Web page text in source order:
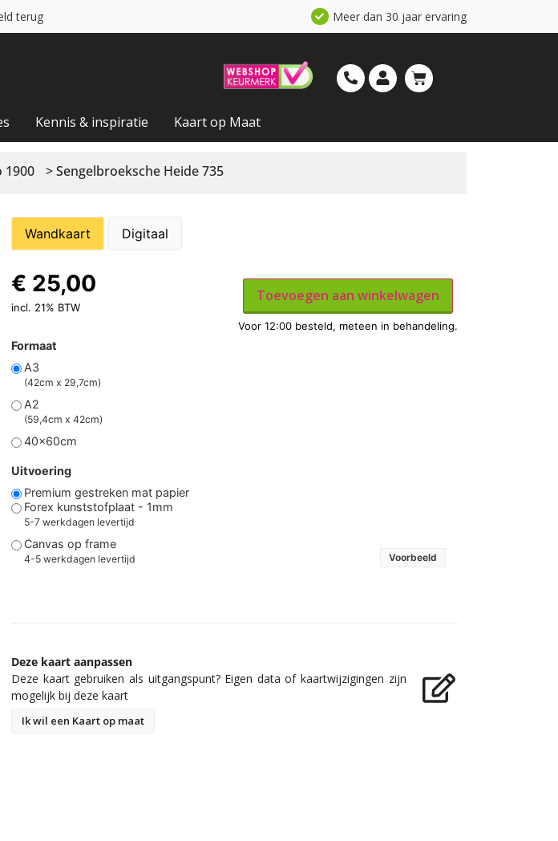
terug Meer dan 30 jaar ervaring
Kennis & inspiratie Kaart op Maat
1900 > Sengelbroeksche Heide 735
Wandkaart Digitaal
Formaat
A3
(42cm x 29,7cm)
A2
(59,4cm x 42cm)
40x60cm
Uitvoering
Premium gestreken mat papier
Forex kunststofplaat - 1mm
5-7 werkdagen levertijd
Canvas op frame
4-5 werkdagen levertijd Voorbeeld
€ 25,00
incl. 21% BTW
Toevoegen aan winkelwagen
Deze kaart aanpassen
Deze kaart gebruiken als uitgangspunt? Eigen data of kaartwijzigingen zijn
mogelijk bij deze kaart
Ik wil een Kaart op maat